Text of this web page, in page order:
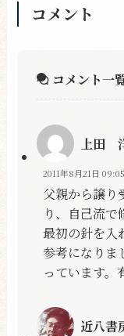
コメント
コメント一
上田
2011年8月21日 09:05
父親から譲り
り、自己流で
最初の針を入
参考になりま
っています。
近八書